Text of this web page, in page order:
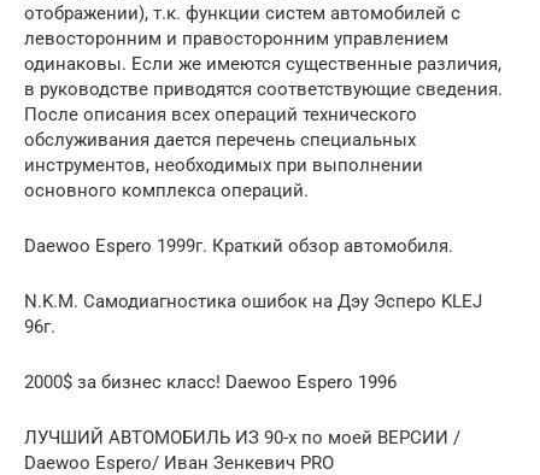
отображении), т.к. функции систем автомобилей с
левосторонним и правосторонним управлением
одинаковы. Если же имеются существенные различия,
в руководстве приводятся соответствующие сведения.
После описания всех операций технического
обслуживания дается перечень специальных
инструментов, необходимых при выполнении
основного комплекса операций.
Daewoo Espero 1999г. Краткий обзор автомобиля.
N.K.M. Самодиагностика ошибок на Дэу Эсперо KLEJ
96г.
2000$ за бизнес класс! Daewoo Espero 1996
ЛУЧШИЙ АВТОМОБИЛЬ ИЗ 90-х по моей ВЕРСИИ /
Daewoo Espero/ Иван Зенкевич PRO